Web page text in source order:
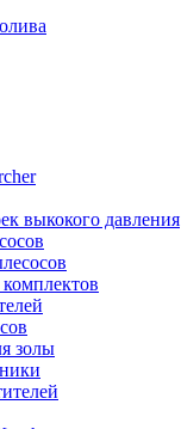
выкокого давления
золы